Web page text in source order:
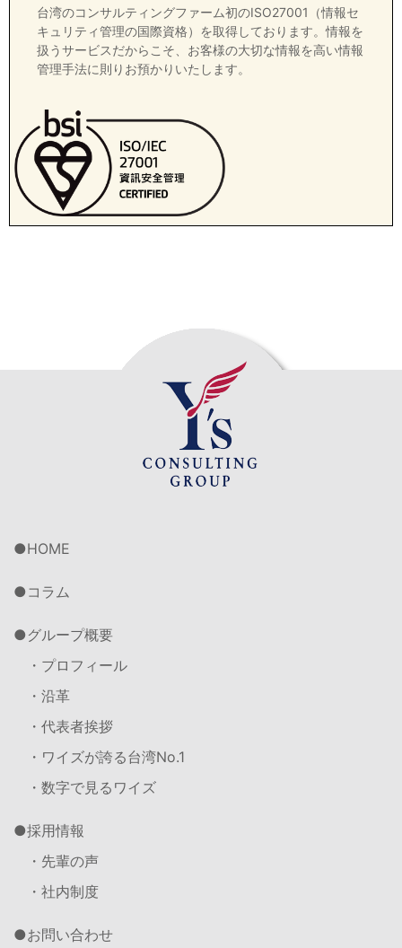
台湾のコンサルティングファーム初のISO27001（情報セ
キュリティ管理の国際資格）を取得しております。情報を
扱うサービスだからこそ、お客様の大切な情報を高い情報
管理手法に則りお預かりいたします。
HOME
コラム
グループ概要
・プロフィール
・沿革
・代表者挨拶
・ワイズが誇る台湾No.1
・数字で見るワイズ
採用情報
・先輩の声
・社内制度
お問い合わせ